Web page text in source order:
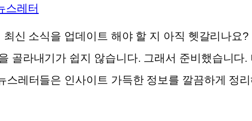
스레터
신 소식을 업데이트 해야 할 지 아직 헷갈리나요
골라내기가 쉽지 않습니다. 그래서 준비했습니
스레터들은 인사이트 가득한 정보를 깔끔하게 정